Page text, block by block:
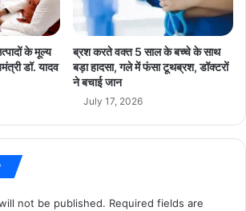
के मूल्य
डॉ. यादव
ब्रश करते वक्त 5 साल के बच्चे के साथ
बड़ा हादसा, गले में फंसा टूथब्रश, डॉक्टरों
ने बचाई जान
July 17, 2026
not be published. Required fields are